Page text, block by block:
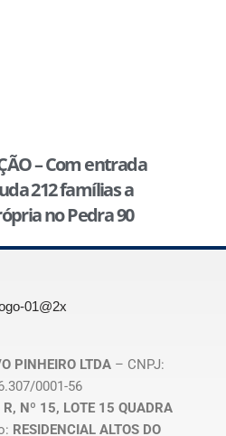
– Com entrada
212 famílias a
no Pedra 90
PINHEIRO LTDA– CNPJ:
0001-56
R, Nº 15, LOTE 15 QUADRA
RESIDENCIAL ALTOS DO